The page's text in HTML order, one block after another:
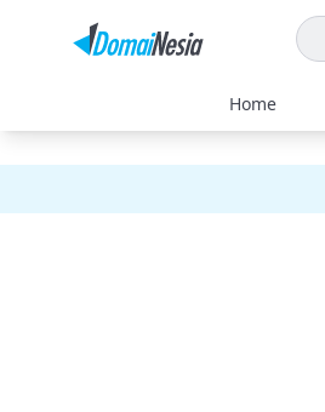
Home